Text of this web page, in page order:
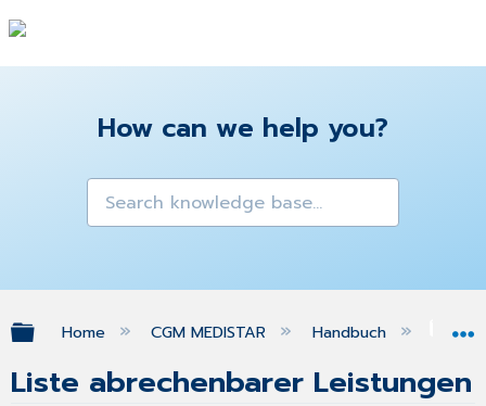
How can we help you?
Expand/collapse global hierarchy
Home CGM MEDISTAR Handbuch
Liste abrechenbarer Leistungen